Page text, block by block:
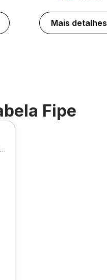
Mais detalhes
Fipe
TRITON SPORT HPE-S 2.4 16V DIE 4WD AUTOMATICO